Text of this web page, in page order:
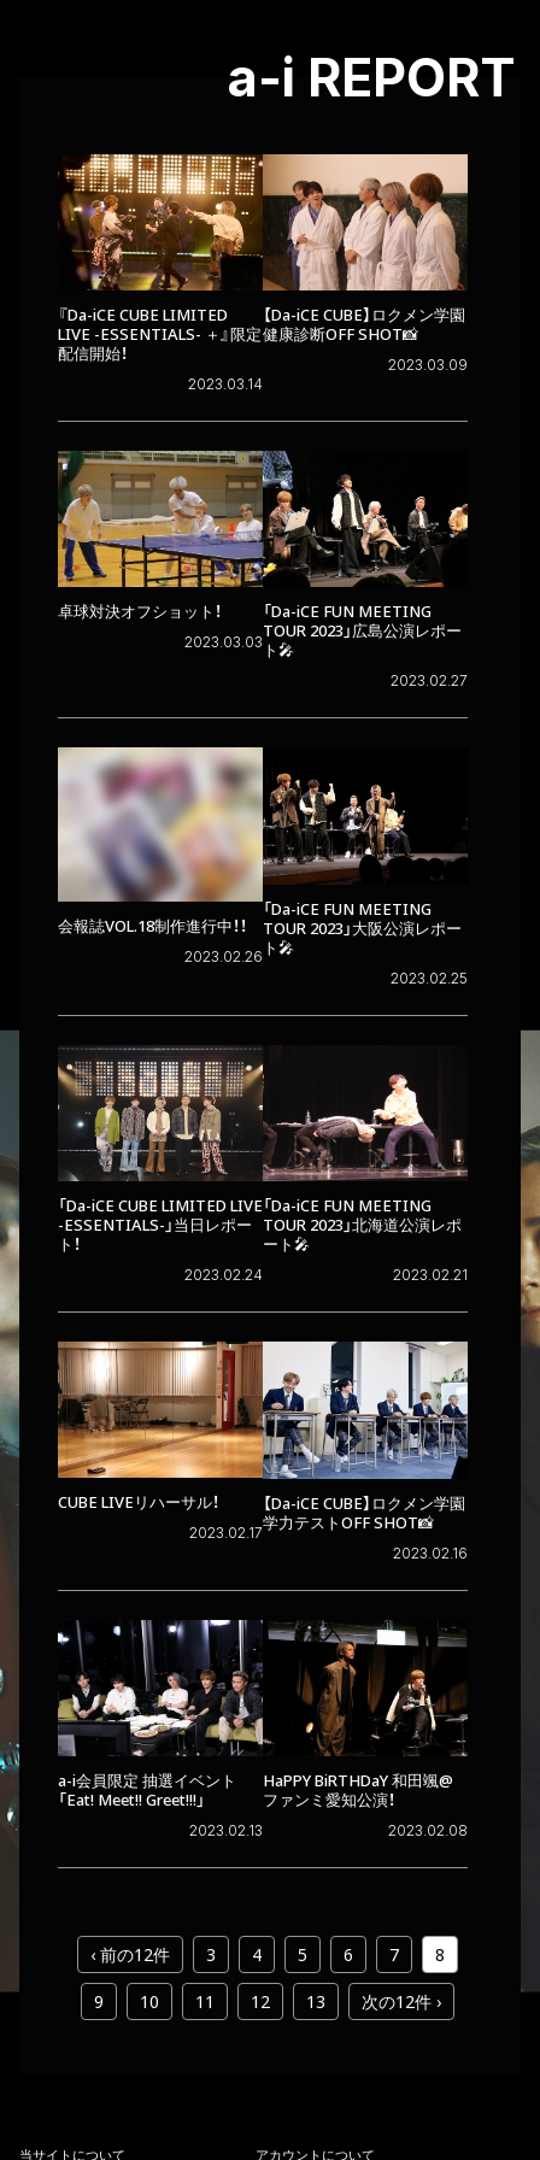
a-i REPORT
『Da-iCE CUBE LIMITED
LIVE -ESSENTIALS- ＋』限定
配信開始！
2023.03.14
【Da-iCE CUBE】ロクメン学園
健康診断OFF SHOT📸
2023.03.09
卓球対決オフショット！
2023.03.03
「Da-iCE FUN MEETING
TOUR 2023」広島公演レポー
ト🎤
2023.02.27
会報誌VOL.18制作進行中！！
2023.02.26
「Da-iCE FUN MEETING
TOUR 2023」大阪公演レポー
ト🎤
2023.02.25
「Da-iCE CUBE LIMITED LIVE
-ESSENTIALS-」当日レポー
ト！
2023.02.24
「Da-iCE FUN MEETING
TOUR 2023」北海道公演レポ
ート🎤
2023.02.21
CUBE LIVEリハーサル！
2023.02.17
【Da-iCE CUBE】ロクメン学園
学力テストOFF SHOT📸
2023.02.16
a-i会員限定 抽選イベント
「Eat! Meet!! Greet!!!」
2023.02.13
HaPPY BiRTHDaY 和田颯@
ファンミ愛知公演！
2023.02.08
‹ 前の12件 3 4 5 6 7 8
9 10 11 12 13 次の12件 ›
当サイ ト について アカウン ト について